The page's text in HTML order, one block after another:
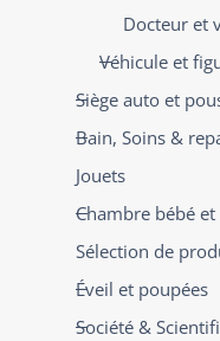
Docteur et
Véhicule et
Siège auto et
Bain, Soins &
Jouets
Chambre bébé
Sélection de
Éveil et poupées
Société &